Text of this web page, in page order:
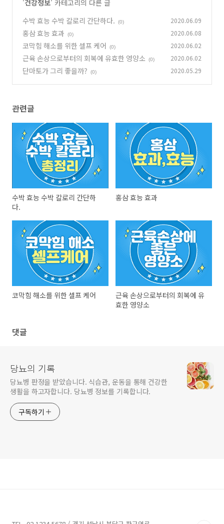
'건강정보' 카테고리의 다른 글
수박 효능 수박 칼로리 간단하다.
(0) 2020.06.09
홍삼 효능 효과 (0) 2020.06.08
코막힘 해소를 위한 셀프 케어 (0) 2020.06.02
근육 손상으로부터의 회복에 유효한 영양소 (0) 2020.06.02
단마토가 그리 좋을까? (0) 2020.05.29
관련글
수박 효능 수박 칼로리 간단하
다.
홍삼 효능 효과
코막힘 해소를 위한 셀프 케어
근육 손상으로부터의 회복에 유
효한 영양소
댓글
당뇨의 기록
당뇨병 판정을 받았습니다. 식습관, 운동을 통해 건강한
생활을 하고자합니다. 당뇨병 정보를 기록합니다.
구독하기